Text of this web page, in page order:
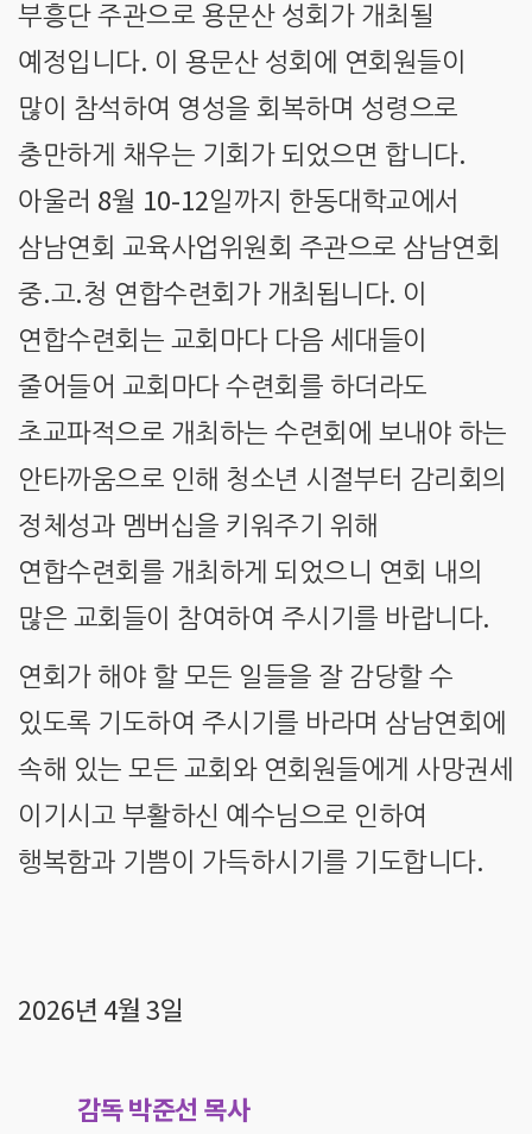
부흥단 주관으로 용문산 성회가 개최될
예정입니다. 이 용문산 성회에 연회원들이
많이 참석하여 영성을 회복하며 성령으로
충만하게 채우는 기회가 되었으면 합니다.
아울러 8월 10-12일까지 한동대학교에서
삼남연회 교육사업위원회 주관으로 삼남연회
중.고.청 연합수련회가 개최됩니다. 이
연합수련회는 교회마다 다음 세대들이
줄어들어 교회마다 수련회를 하더라도
초교파적으로 개최하는 수련회에 보내야 하는
안타까움으로 인해 청소년 시절부터 감리회의
정체성과 멤버십을 키워주기 위해
연합수련회를 개최하게 되었으니 연회 내의
많은 교회들이 참여하여 주시기를 바랍니다.
연회가 해야 할 모든 일들을 잘 감당할 수
있도록 기도하여 주시기를 바라며 삼남연회에
속해 있는 모든 교회와 연회원들에게 사망권세
이기시고 부활하신 예수님으로 인하여
행복함과 기쁨이 가득하시기를 기도합니다.
2026년 4월3일
감독박준선 목사